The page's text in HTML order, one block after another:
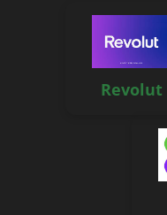
Revolut